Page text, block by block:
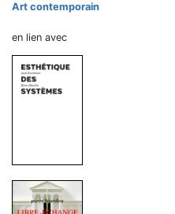
Art contemporain
en lien avec